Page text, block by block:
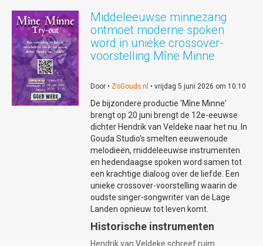
Middeleeuwse minnezang
ontmoet moderne spoken
word in unieke crossover-
voorstelling Mîne Minne
Door • ZoGouds.nl • vrijdag 5 juni 2026 om 10:10
De bijzondere productie 'Mîne Minne'
brengt op 20 juni brengt de 12e-eeuwse
dichter Hendrik van Veldeke naar het nu. In
Gouda Studio's smelten eeuwenoude
melodieën, middeleeuwse instrumenten
en hedendaagse spoken word samen tot
een krachtige dialoog over de liefde. Een
unieke crossover-voorstelling waarin de
oudste singer-songwriter van de Lage
Landen opnieuw tot leven komt.
Historische instrumenten
Hendrik van Veldeke schreef ruim